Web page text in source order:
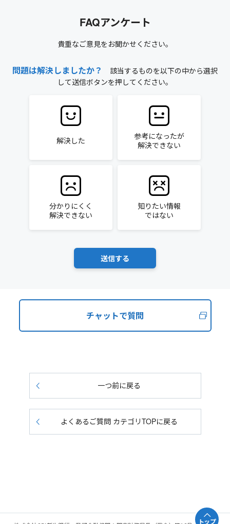
FAQアンケート
貴重なご意見をお聞かせください。
問題は解決しましたか？
該当するものを以下の中から選択
して送信ボタンを押してください。
解決した
参考になったが
解決できない
分かりにくく
解決できない
知りたい情報
ではない
チャットで質問
一つ前に戻る
よくあるご質問 カテゴリTOPに戻る
トップ